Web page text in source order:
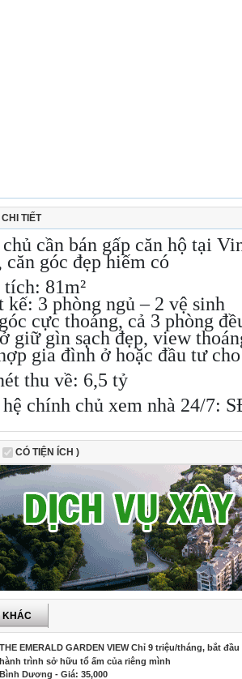
TIẾT
cần bán gấp căn hộ tại
căn góc đẹp hiếm có
81m²
kế: 3 phòng ngủ – 2 vệ sinh
cực thoáng, cả 3 phòng
giữ gìn sạch đẹp, view
gia đình ở hoặc đầu tư
thu về: 6,5 tỷ
chính chủ xem nhà 24/7:
CÓ TIỆN ÍCH )
KHÁC
THE EMERALD GARDEN VIEW Chỉ 9 triệu/tháng, bắt đầu
hành trình sở hữu tổ ấm của riêng mình
Bình Dương - Giá: 35,000